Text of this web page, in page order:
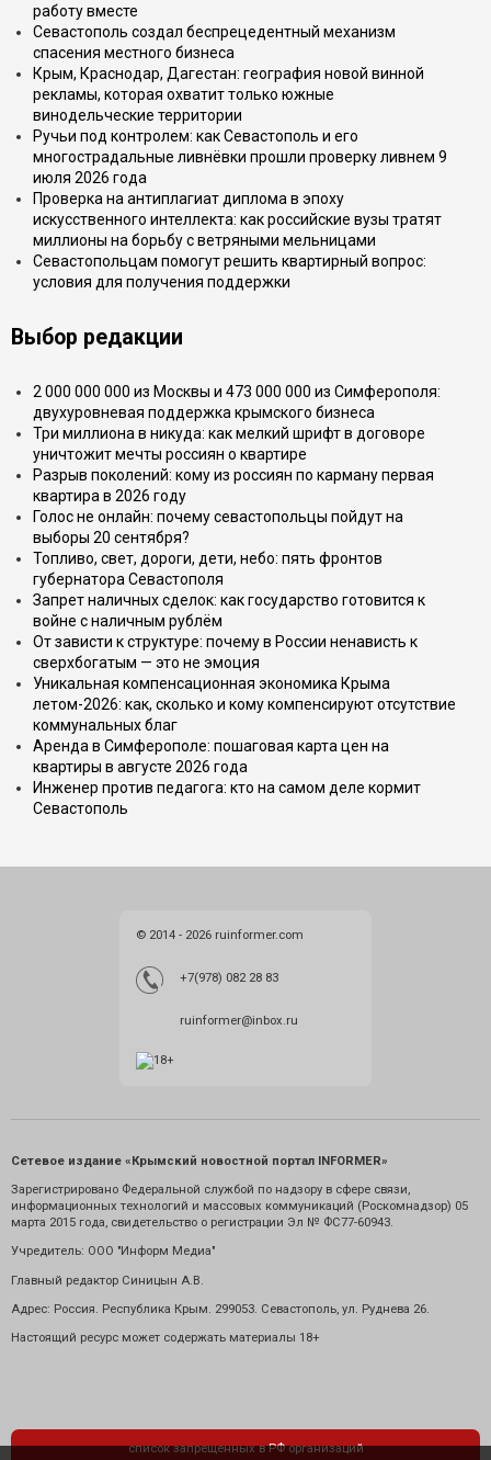
работу вместе
Севастополь создал беспрецедентный механизм
спасения местного бизнеса
Крым, Краснодар, Дагестан: география новой винной
рекламы, которая охватит только южные
винодельческие территории
Ручьи под контролем: как Севастополь и его
многострадальные ливнёвки прошли проверку ливнем 9
июля 2026 года
Проверка на антиплагиат диплома в эпоху
искусственного интеллекта: как российские вузы тратят
миллионы на борьбу с ветряными мельницами
Севастопольцам помогут решить квартирный вопрос:
условия для получения поддержки
Выбор редакции
2 000 000 000 из Москвы и 473 000 000 из Симферополя:
двухуровневая поддержка крымского бизнеса
Три миллиона в никуда: как мелкий шрифт в договоре
уничтожит мечты россиян о квартире
Разрыв поколений: кому из россиян по карману первая
квартира в 2026 году
Голос не онлайн: почему севастопольцы пойдут на
выборы 20 сентября?
Топливо, свет, дороги, дети, небо: пять фронтов
губернатора Севастополя
Запрет наличных сделок: как государство готовится к
войне с наличным рублём
От зависти к структуре: почему в России ненависть к
сверхбогатым — это не эмоция
Уникальная компенсационная экономика Крыма
летом-2026: как, сколько и кому компенсируют отсутствие
коммунальных благ
Аренда в Симферополе: пошаговая карта цен на
квартиры в августе 2026 года
Инженер против педагога: кто на самом деле кормит
Севастополь
© 2014 - 2026 ruinformer.com
+7(978) 082 28 83
ruinformer@inbox.ru
Сетевое издание «Крымский новостной портал INFORMER»
Зарегистрировано Федеральной службой по надзору в сфере связи,
информационных технологий и массовых коммуникаций (Роскомнадзор) 05
марта 2015 года, свидетельство о регистрации Эл № ФС77-60943.
Учредитель: ООО "Информ Медиа"
Главный редактор Синицын А.В.
Адрес: Россия. Республика Крым. 299053. Севастополь, ул. Руднева 26.
Настоящий ресурс может содержать материалы 18+
список запрещенных в РФ организаций